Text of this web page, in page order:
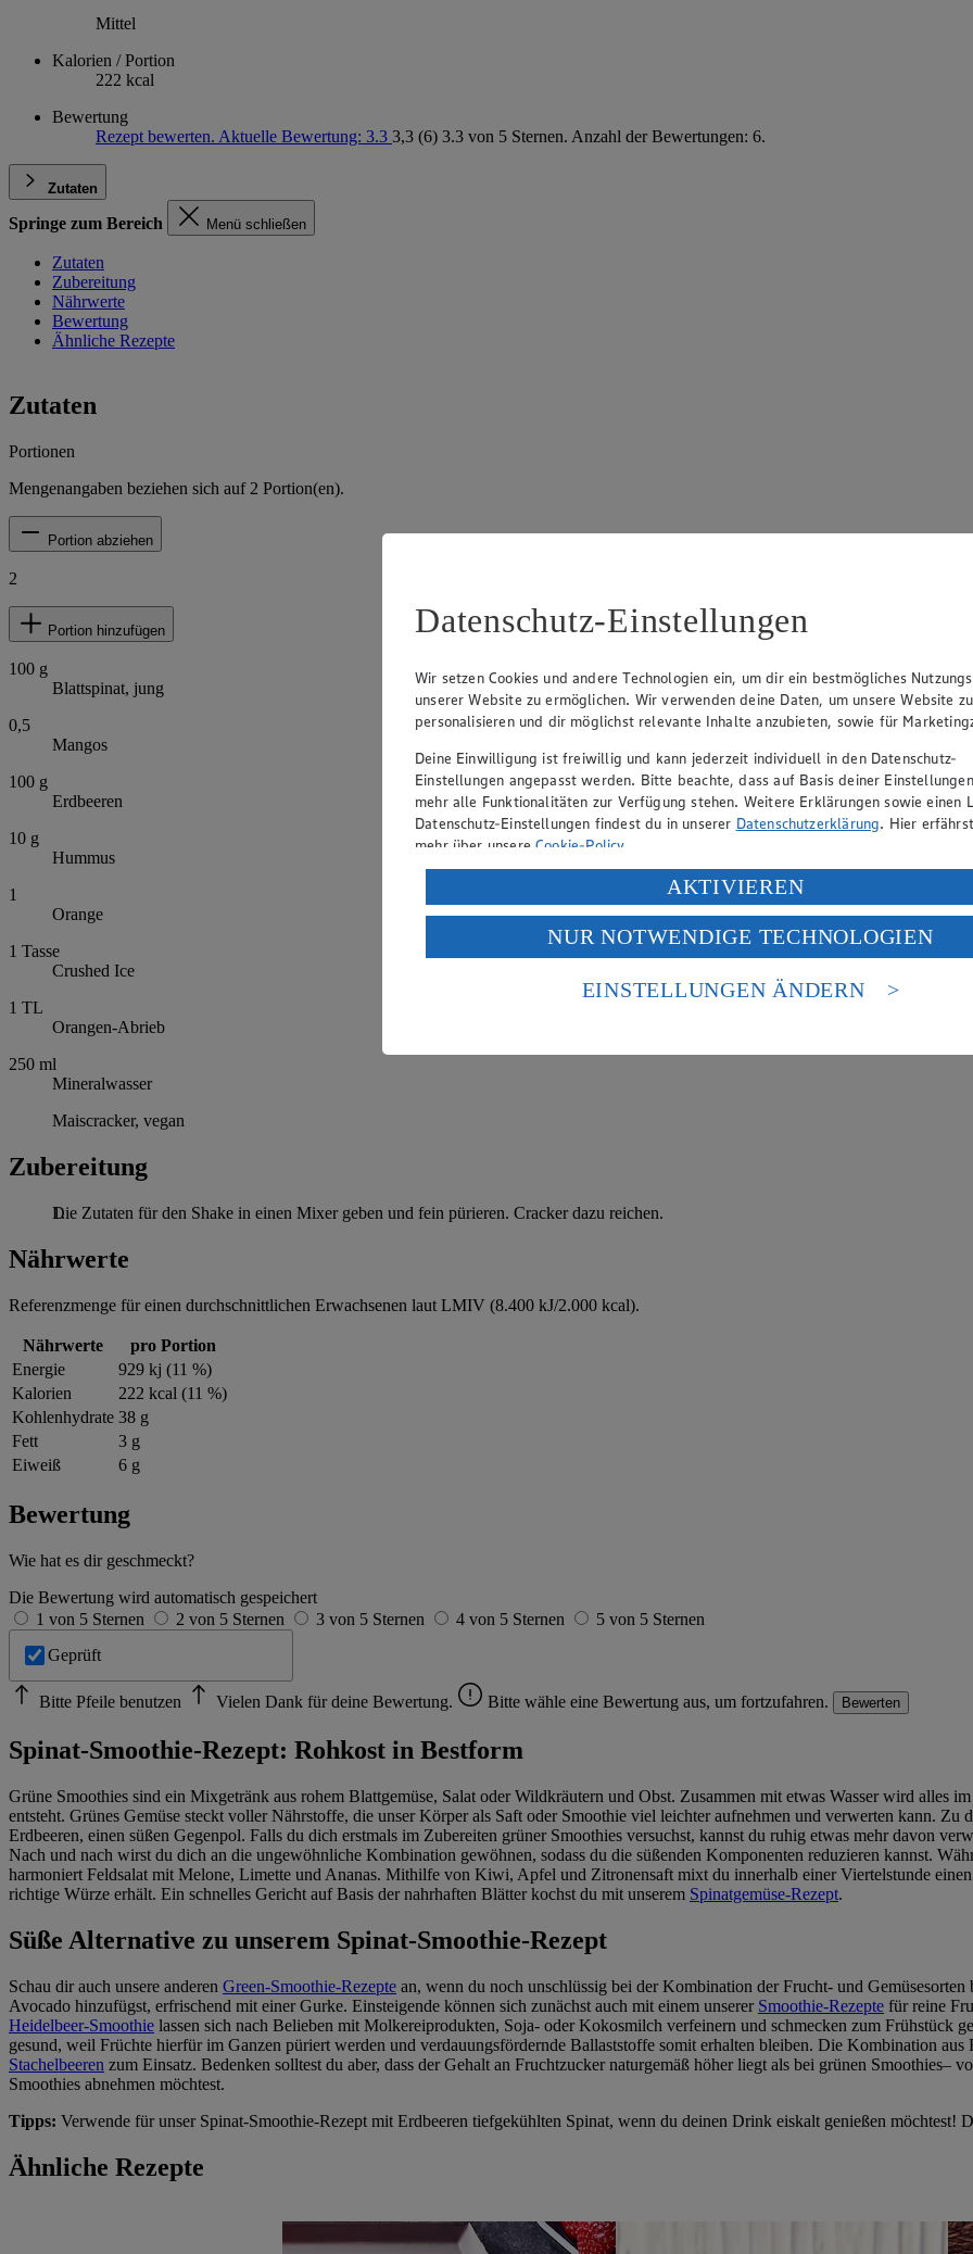
Mittel
Kalorien / Portion
222 kcal
Bewertung
Rezept bewerten. Aktuelle Bewertung: 3.3 3,3 (6) 3.3 von 5 Sternen. Anzahl der Bewertungen: 6.
Zutaten
Springe zum Bereich Menü schließen
Zutaten
Zubereitung
Nährwerte
Bewertung
Ähnliche Rezepte
Zutaten
Portionen
Mengenangaben beziehen sich auf 2 Portion(en).
Portion abziehen
2
Portion hinzufügen
100 g
Blattspinat, jung
0,5
Mangos
100 g
Erdbeeren
10 g
Hummus
1
Orange
1 Tasse
Crushed Ice
1 TL
Orangen-Abrieb
250 ml
Mineralwasser
Maiscracker, vegan
Zubereitung
Die Zutaten für den Shake in einen Mixer geben und fein pürieren. Cracker dazu reichen.
Nährwerte
Referenzmenge für einen durchschnittlichen Erwachsenen laut LMIV (8.400 kJ/2.000 kcal).
Nährwerte
pro Portion
Energie
929 kj (11 %)
Kalorien
222 kcal (11 %)
Kohlenhydrate 38 g
Fett
3 g
Eiweiß
6 g
Bewertung
Wie hat es dir geschmeckt?
Die Bewertung wird automatisch gespeichert
1 von 5 Sternen
2 von 5 Sternen 3 von 5 Sternen 4 von 5 Sternen
5 von 5 Sternen
Geprüft
Bitte Pfeile benutzen Vielen Dank für deine Bewertung. Bitte wähle eine Bewertung aus, um fortzufahren. Bewerten
Spinat-Smoothie-Rezept: Rohkost in Bestform
Grüne Smoothies sind ein Mixgetränk aus rohem Blattgemüse, Salat oder Wildkräutern und Obst. Zusammen mit etwas Wasser wird alles
entsteht. Grünes Gemüse steckt voller Nährstoffe, die unser Körper als Saft oder Smoothie viel leichter aufnehmen und verwerten kann.
Erdbeeren, einen süßen Gegenpol. Falls du dich erstmals im Zubereiten grüner Smoothies versuchst, kannst du ruhig etwas mehr davon
Nach und nach wirst du dich an die ungewöhnliche Kombination gewöhnen, sodass du die süßenden Komponenten reduzieren kannst.
harmoniert Feldsalat mit Melone, Limette und Ananas. Mithilfe von Kiwi, Apfel und Zitronensaft mixt du innerhalb einer Viertelstunde
richtige Würze erhält. Ein schnelles Gericht auf Basis der nahrhaften Blätter kochst du mit unserem Spinatgemüse-Rezept.
Süße Alternative zu unserem Spinat-Smoothie-Rezept
Schau dir auch unsere anderen Green-Smoothie-Rezepte an, wenn du noch unschlüssig bei der Kombination der Frucht- und
Avocado hinzufügst, erfrischend mit einer Gurke. Einsteigende können sich zunächst auch mit einem unserer Smoothie-Rezepte für reine
Heidelbeer-Smoothie lassen sich nach Belieben mit Molkereiprodukten, Soja- oder Kokosmilch verfeinern und schmecken zum Frühstück
gesund, weil Früchte hierfür im Ganzen püriert werden und verdauungsfördernde Ballaststoffe somit erhalten bleiben. Die Kombination aus
Stachelbeeren zum Einsatz. Bedenken solltest du aber, dass der Gehalt an Fruchtzucker naturgemäß höher liegt als bei grünen
Smoothies abnehmen möchtest.
Tipps: Verwende für unser Spinat-Smoothie-Rezept mit Erdbeeren tiefgekühlten Spinat, wenn du deinen Drink eiskalt genießen möchtest!
Ähnliche Rezepte
Datenschutz-Einstellungen
Wir setzen Cookies und andere Technologien ein, um dir ein bestmögliches
unserer Website zu ermöglichen. Wir verwenden deine Daten, um unsere Website zu
personalisieren und dir möglichst relevante Inhalte anzubieten, sowie für
Deine Einwilligung ist freiwillig und kann jederzeit individuell in den Datenschutz-
Einstellungen angepasst werden. Bitte beachte, dass auf Basis deiner
mehr alle Funktionalitäten zur Verfügung stehen. Weitere Erklärungen sowie einen
Datenschutz-Einstellungen findest du in unserer Datenschutzerklärung. Hier
mehr über unsereCookie-Policy.
Verarbeitung deiner personenbezogenen Daten in den USA durch Facebook und
Wenn du auf „Aktivieren“ klickst, willigst du im Sinne des Art. 49 Abs. 1 Satz 1 lit.
ein, dass deine Daten in den USA verarbeitet werden. Der EuGH sieht die USA als
einem nach europäischen Standards nicht angemessenen Datenschutzniveau an. Es
Risiko eines Zugriffs durch US-amerikanische Behörden.
AKTIVIEREN
NUR NOTWENDIGE TECHNOLOGIEN
EINSTELLUNGEN ÄNDERN